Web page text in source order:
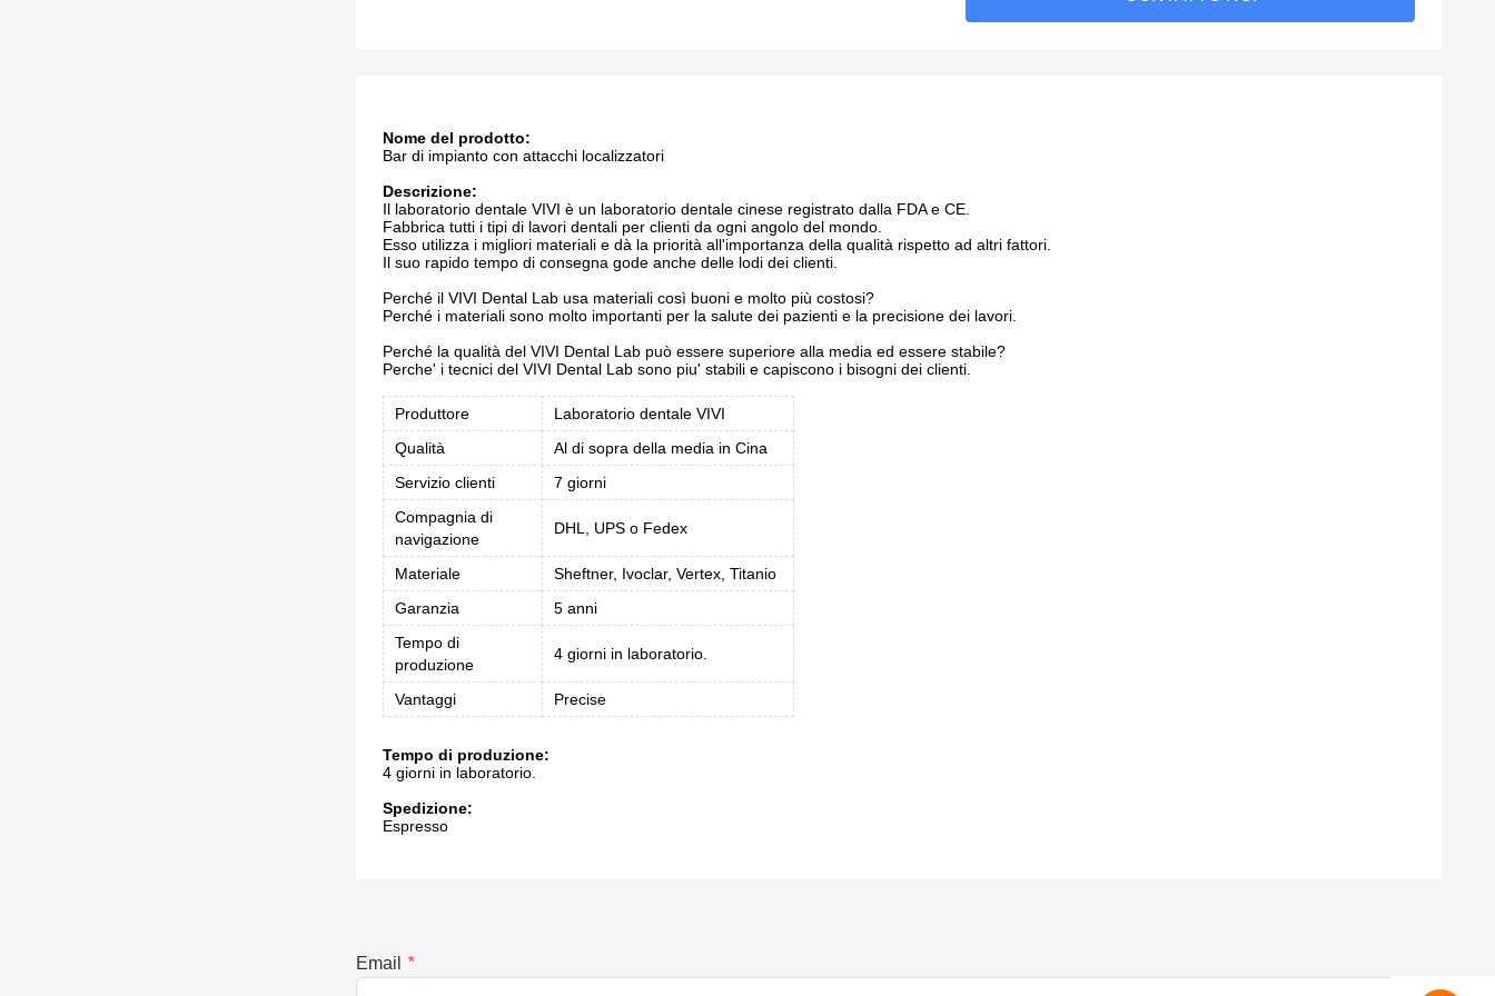
Nome del prodotto:
Bar di impianto con attacchi localizzatori
Descrizione:
Il laboratorio dentale VIVI è un laboratorio dentale cinese registrato dalla FDA e CE.
Fabbrica tutti i tipi di lavori dentali per clienti da ogni angolo del mondo.
Esso utilizza i migliori materiali e dà la priorità all'importanza della qualità rispetto ad altri fattori.
Il suo rapido tempo di consegna gode anche delle lodi dei clienti.
Perché il VIVI Dental Lab usa materiali così buoni e molto più costosi?
Perché i materiali sono molto importanti per la salute dei pazienti e la precisione dei lavori.
Perché la qualità del VIVI Dental Lab può essere superiore alla media ed essere stabile?
Perche' i tecnici del VIVI Dental Lab sono piu' stabili e capiscono i bisogni dei clienti.
Produttore
Laboratorio dentale VIVI
Qualità
Al di sopra della media in Cina
Servizio clienti
7 giorni
Compagnia di
navigazione
DHL, UPS o Fedex
Materiale
Sheftner, Ivoclar, Vertex, Titanio
Garanzia
5 anni
Tempo di
produzione
4 giorni in laboratorio.
Vantaggi Precise
Tempo di produzione:
4 giorni in laboratorio.
Spedizione:
Espresso
Email *